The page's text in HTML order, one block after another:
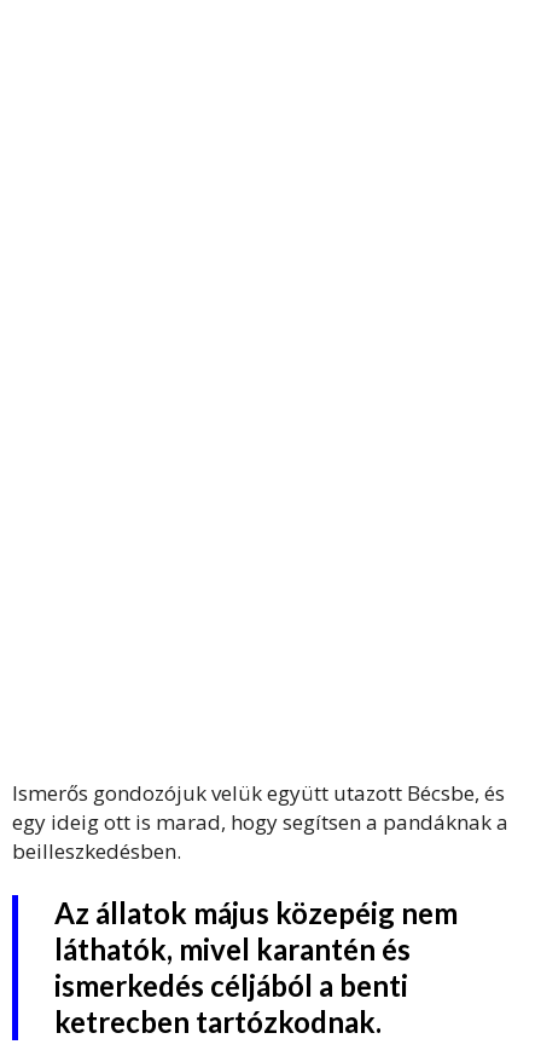
Ismerős gondozójuk velük együtt utazott Bécsbe, és
egy ideig ott is marad, hogy segítsen a pandáknak a
beilleszkedésben.
Az állatok május közepéig nem
láthatók, mivel karantén és
ismerkedés céljából a benti
ketrecben tartózkodnak.